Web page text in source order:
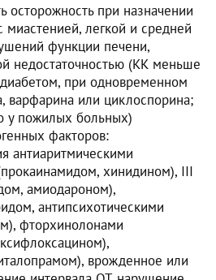
осторожность при назначении
миастенией, легкой и средней
функции печени,
недостаточностью (КК меньше
при одновременном
варфарина или циклоспорина;
у пожилых больных)
факторов:
антиаритмическими
хинидином), III
амиодароном),
антипсихотическими
фторхинолонами
врожденное или